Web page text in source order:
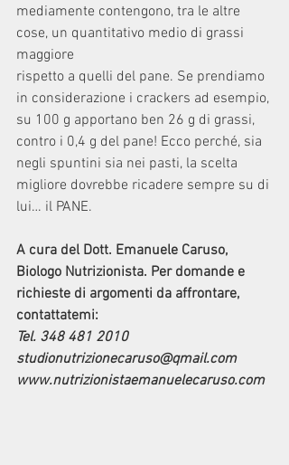
mediamente contengono, tra le altre
cose, un quantitativo medio di grassi
maggiore
rispetto a quelli del pane. Se prendiamo
in considerazione i crackers ad esempio,
su 100 g apportano ben 26 g di grassi,
contro i 0,4 g del pane! Ecco perché, sia
negli spuntini sia nei pasti, la scelta
migliore dovrebbe ricadere sempre su di
lui… il PANE.
A cura del Dott. Emanuele Caruso,
Biologo Nutrizionista. Per domande e
richieste di argomenti da affrontare,
contattatemi:
Tel. 348 481 2010
studionutrizionecaruso@qmail.com
www.nutrizionistaemanuelecaruso.com